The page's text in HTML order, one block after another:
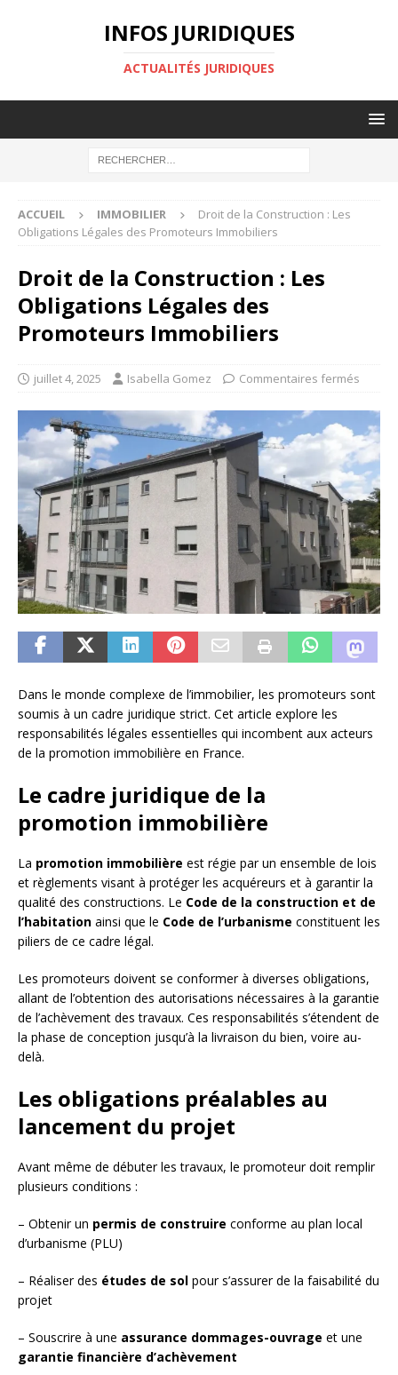
INFOS JURIDIQUES
ACTUALITÉS JURIDIQUES
ACCUEIL IMMOBILIER
Droit de la Construction : Les
Obligations Légales des Promoteurs Immobiliers
Droit de la Construction : Les
Obligations Légales des
Promoteurs Immobiliers
juillet 4, 2025 Isabella Gomez Commentaires fermés
Dans le monde complexe de l’immobilier, les promoteurs sont
soumis à un cadre juridique strict. Cet article explore les
responsabilités légales essentielles qui incombent aux acteurs
de la promotion immobilière en France.
Le cadre juridique de la
promotion immobilière
La promotion immobilière est régie par un ensemble de lois
et règlements visant à protéger les acquéreurs et à garantir la
qualité des constructions. Le Code de la construction et de
l’habitation ainsi que le Code de l’urbanisme constituent les
piliers de ce cadre légal.
Les promoteurs doivent se conformer à diverses obligations,
allant de l’obtention des autorisations nécessaires à la garantie
de l’achèvement des travaux. Ces responsabilités s’étendent de
la phase de conception jusqu’à la livraison du bien, voire au-
delà.
Les obligations préalables au
lancement du projet
Avant même de débuter les travaux, le promoteur doit remplir
plusieurs conditions :
– Obtenir un permis de construire conforme au plan local
d’urbanisme (PLU)
– Réaliser des études de sol pour s’assurer de la faisabilité du
projet
– Souscrire à une assurance dommages-ouvrage et une
garantie financière d’achèvement